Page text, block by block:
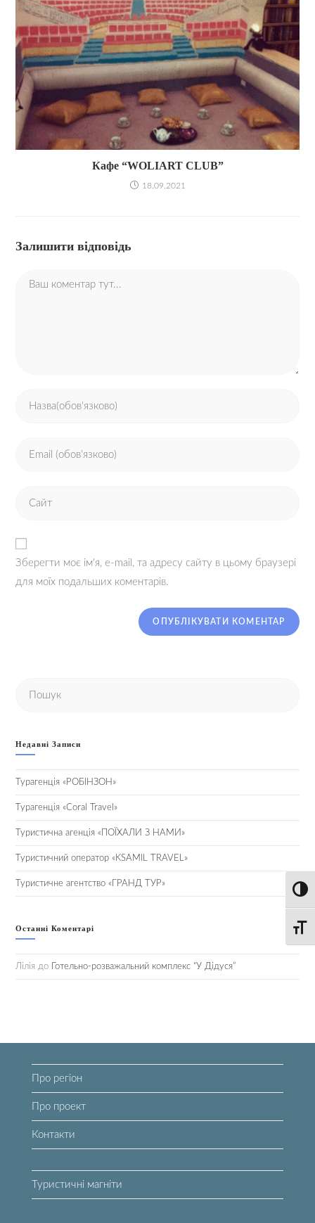
Кафе “WOLIART CLUB”
18.09.2021
Залишити відповідь
Зберегти моє ім'я, e-mail, та адресу сайту в цьому браузері
для моїх подальших коментарів.
Недавні Записи
Турагенція «РОБІНЗОН»
Турагенція «Coral Travel»
Туристична агенція «ПОЇХАЛИ З НАМИ»
Туристичний оператор «KSAMIL TRAVEL»
Туристичне агентство «ГРАНД ТУР»
Останні Коментарі
Лілія до Готельно-розважальний комплекс “У Дідуся”
Про регіон
Про проект
Контакти
Туристичні магніти